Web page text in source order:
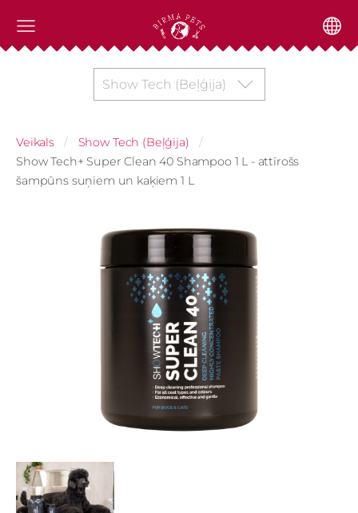
Show Tech (Beļģija)
Veikals
Show Tech (Beļģija)
Show Tech+ Super Clean 40 Shampoo 1 L - attīrošs
šampūns suņiem un kaķiem 1 L